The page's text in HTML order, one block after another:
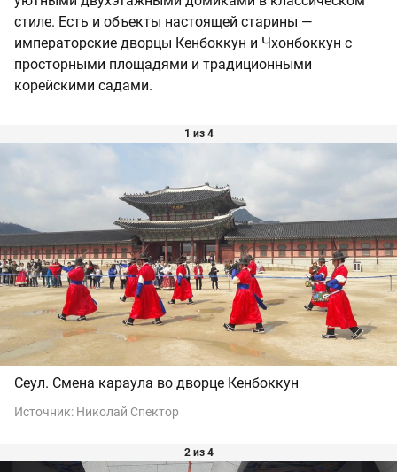
стиле. Есть и объекты настоящей старины —
императорские дворцы Кенбоккун и Чхонбоккун с
просторными площадями и традиционными
корейскими садами.
1 из 4
Сеул. Смена караула во дворце Кенбоккун
Источник: Николай Спектор
2 из 4